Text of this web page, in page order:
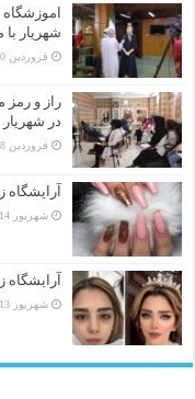
شهریار با
فروردین 30, 1401
راز و رمز
در شهریار
فروردین 28, 1401
آرایشگاه
شهریور 14, 1398
آرایشگاه
شهریور 13, 1398